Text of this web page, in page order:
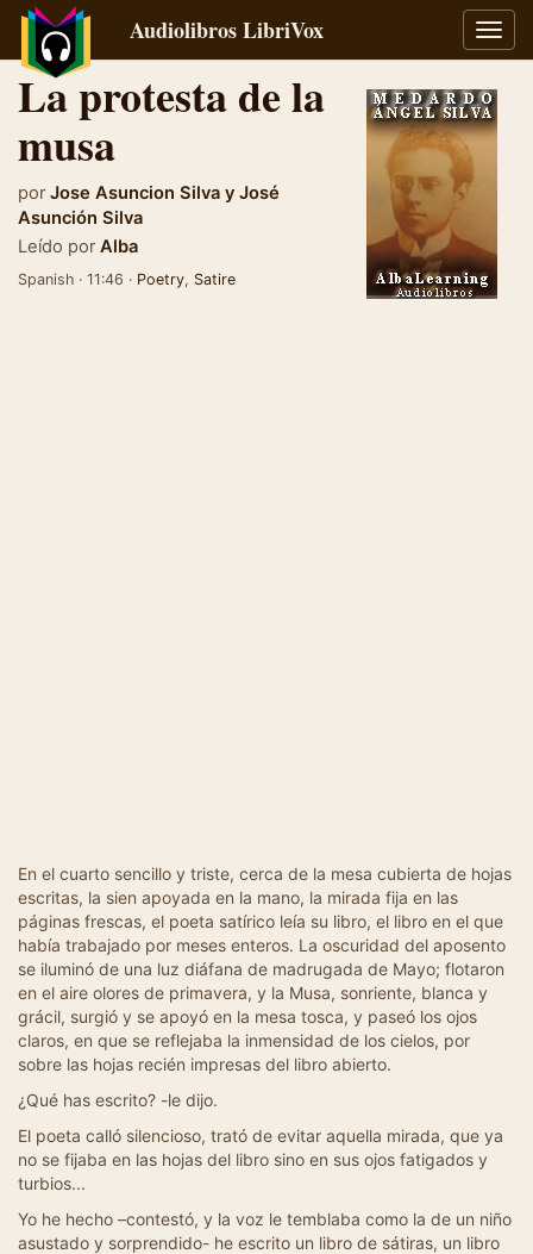
Audiolibros LibriVox
La protesta de la
musa
por Jose Asuncion Silva y José
Asunción Silva
Leído por Alba
Spanish · 11:46 · Poetry, Satire
En el cuarto sencillo y triste, cerca de la mesa cubierta de hojas
escritas, la sien apoyada en la mano, la mirada fija en las
páginas frescas, el poeta satírico leía su libro, el libro en el que
había trabajado por meses enteros. La oscuridad del aposento
se iluminó de una luz diáfana de madrugada de Mayo; flotaron
en el aire olores de primavera, y la Musa, sonriente, blanca y
grácil, surgió y se apoyó en la mesa tosca, y paseó los ojos
claros, en que se reflejaba la inmensidad de los cielos, por
sobre las hojas recién impresas del libro abierto.
¿Qué has escrito? -le dijo.
El poeta calló silencioso, trató de evitar aquella mirada, que ya
no se fijaba en las hojas del libro sino en sus ojos fatigados y
turbios...
Yo he hecho –contestó, y la voz le temblaba como la de un niño
asustado y sorprendido- he escrito un libro de sátiras, un libro